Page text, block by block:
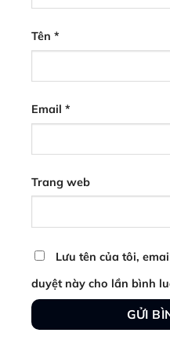
Tên *
Email *
Trang web
Lưu tên của tôi,
duyệt này cho lần bình